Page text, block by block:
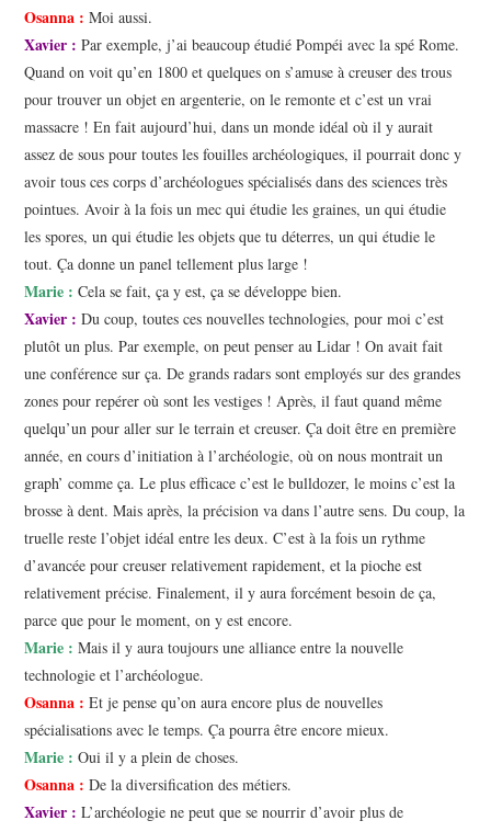
Osanna : Moi aussi.
Xavier : Par exemple, j’ai beaucoup étudié Pompéi avec la spé Rome.
Quand on voit qu’en 1800 et quelques on s’amuse à creuser des trous
pour trouver un objet en argenterie, on le remonte et c’est un vrai
massacre ! En fait aujourd’hui, dans un monde idéal où il y aurait
assez de sous pour toutes les fouilles archéologiques, il pourrait donc y
avoir tous ces corps d’archéologues spécialisés dans des sciences très
pointues. Avoir à la fois un mec qui étudie les graines, un qui étudie
les spores, un qui étudie les objets que tu déterres, un qui étudie le
tout. Ça donne un panel tellement plus large !
Marie :Cela se fait, ça y est, ça se développe bien.
Xavier : Du coup, toutes ces nouvelles technologies, pour moi c’est
plutôt un plus. Par exemple, on peut penser au Lidar ! On avait fait
une conférence sur ça. De grands radars sont employés sur des grandes
zones pour repérer où sont les vestiges ! Après, il faut quand même
quelqu’un pour aller sur le terrain et creuser. Ça doit être en première
année, en cours d’initiation à l’archéologie, où on nous montrait un
graph’ comme ça. Le plus efficace c’est le bulldozer, le moins c’est la
brosse à dent. Mais après, la précision va dans l’autre sens. Du coup, la
truelle reste l’objet idéal entre les deux. C’est à la fois un rythme
d’avancée pour creuser relativement rapidement, et la pioche est
relativement précise. Finalement, il y aura forcément besoin de ça,
parce que pour le moment, on y est encore.
Marie : Mais il y aura toujours une alliance entre la nouvelle
technologie et l’archéologue.
Osanna : Et je pense qu’on aura encore plus de nouvelles
spécialisations avec le temps. Ça pourra être encore mieux.
Marie : Oui il y a plein de choses.
Osanna : De la diversification des métiers.
Xavier : L’archéologie ne peut que se nourrir d’avoir plus de